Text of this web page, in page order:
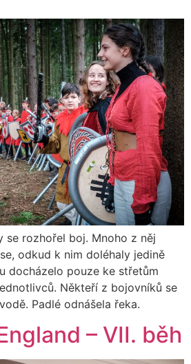
se rozhořel boj. Mnoho z něj
odkud k nim doléhaly jedině
docházelo pouze ke střetům
Někteří z bojovníků se
Padlé odnášela řeka.
– VII. běh